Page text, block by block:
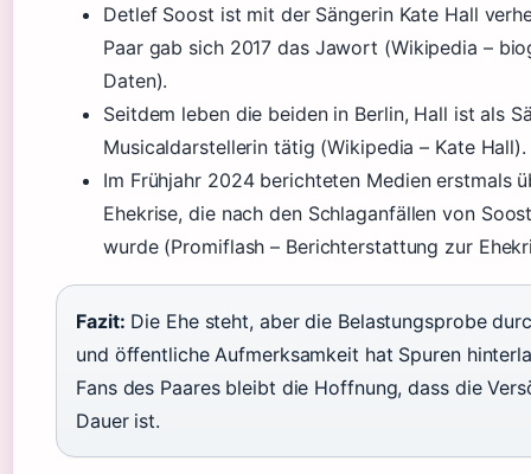
Detlef Soost ist mit der Sängerin Kate Hall
Paar gab sich 2017 das Jawort (Wikipedia –
Daten).
Seitdem leben die beiden in Berlin, Hall ist als
Musicaldarstellerin tätig (Wikipedia – Kate Hall).
Im Frühjahr 2024 berichteten Medien erstmals
Ehekrise, die nach den Schlaganfällen von
wurde (Promiflash – Berichterstattung zur
Fazit: Die Ehe steht, aber die Belastungsprobe
und öffentliche Aufmerksamkeit hat Spuren
Fans des Paares bleibt die Hoffnung, dass die
Dauer ist.